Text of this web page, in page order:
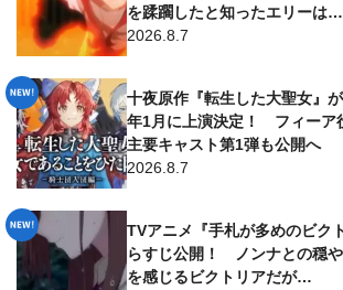
を蹂躙したと知ったエリーは…
2026.8.7
十夜原作『転生した大聖女』
年1月に上演決定！ フィーア
主要キャスト第1弾も公開へ
2026.8.7
TVアニメ『手札が多めのビク
らすじ公開！ ノンナとの穏
を感じるビクトリアだが…